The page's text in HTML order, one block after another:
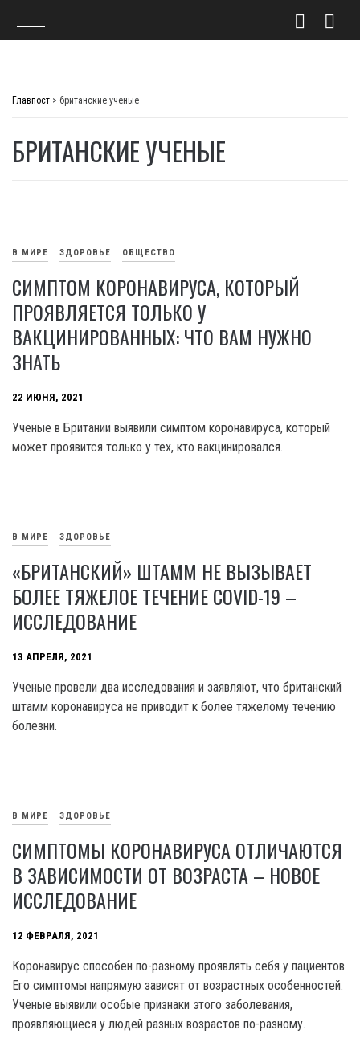
Главпост > британские ученые
БРИТАНСКИЕ УЧЕНЫЕ
В МИРЕ ЗДОРОВЬЕ ОБЩЕСТВО
СИМПТОМ КОРОНАВИРУСА, КОТОРЫЙ
ПРОЯВЛЯЕТСЯ ТОЛЬКО У
ВАКЦИНИРОВАННЫХ: ЧТО ВАМ НУЖНО
ЗНАТЬ
22 ИЮНЯ, 2021
Ученые в Британии выявили симптом коронавируса, который
может проявится только у тех, кто вакцинировался.
В МИРЕ ЗДОРОВЬЕ
«БРИТАНСКИЙ» ШТАММ НЕ ВЫЗЫВАЕТ
БОЛЕЕ ТЯЖЕЛОЕ ТЕЧЕНИЕ COVID-19 –
ИССЛЕДОВАНИЕ
13 АПРЕЛЯ, 2021
Ученые провели два исследования и заявляют, что британский
штамм коронавируса не приводит к более тяжелому течению
болезни.
В МИРЕ ЗДОРОВЬЕ
СИМПТОМЫ КОРОНАВИРУСА ОТЛИЧАЮТСЯ
В ЗАВИСИМОСТИ ОТ ВОЗРАСТА – НОВОЕ
ИССЛЕДОВАНИЕ
12 ФЕВРАЛЯ, 2021
Коронавирус способен по-разному проявлять себя у пациентов.
Его симптомы напрямую зависят от возрастных особенностей.
Ученые выявили особые признаки этого заболевания,
проявляющиеся у людей разных возрастов по-разному.